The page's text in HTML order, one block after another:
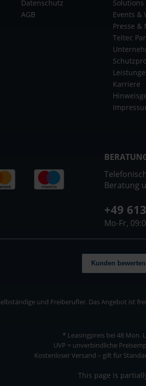
Datenschutz
AGB
Solutions
Events &
Presse &
Teltec
Karriere
Beratung
+49
Mo-Fr,
Kunden bewerten
und Freiberufler. Das Angebot ist
* Leasingpreis bei 48 Mon.
UVP = unverbindliche
Kostenloser Versand – gilt für
This page is